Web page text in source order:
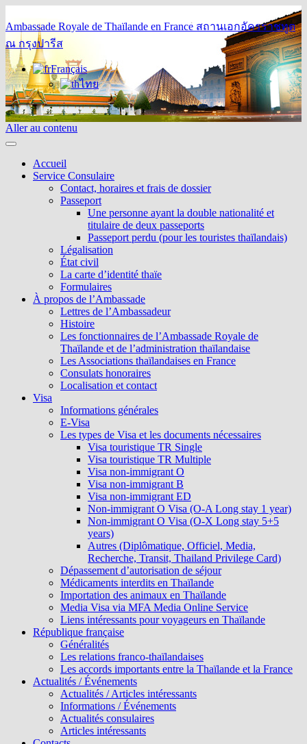
Ambassade Royale de Thaïlande en France สถานเอกอัครราชทูต
ณ กรุงปารีส
Français
ไทย
Aller au contenu
Accueil
Service Consulaire
Contact, horaires et frais de dossier
Passeport
Une personne ayant la double nationalité et
titulaire de deux passeports
Passeport perdu (pour les touristes thaïlandais)
Légalisation
État civil
La carte d’identité thaïe
Formulaires
À propos de l’Ambassade
Lettres de l’Ambassadeur
Histoire
Les fonctionnaires de l’Ambassade Royale de
Thaïlande et de l’administration thaïlandaise
Les Associations thaïlandaises en France
Consulats honoraires
Localisation et contact
Visa
Informations générales
E-Visa
Les types de Visa et les documents nécessaires
Visa touristique TR Single
Visa touristique TR Multiple
Visa non-immigrant O
Visa non-immigrant B
Visa non-immigrant ED
Non-immigrant O Visa (O-A Long stay 1 year)
Non-immigrant O Visa (O-X Long stay 5+5
years)
Autres (Diplômatique, Officiel, Media,
Recherche, Transit, Thailand Privilege Card)
Dépassement d’autorisation de séjour
Médicaments interdits en Thaïlande
Importation des animaux en Thaïlande
Media Visa via MFA Media Online Service
Liens intéressants pour voyageurs en Thaïlande
République française
Généralités
Les relations franco-thaïlandaises
Les accords importants entre la Thaïlande et la France
Actualités / Événements
Actualités / Articles intéressants
Informations / Événements
Actualités consulaires
Articles intéressants